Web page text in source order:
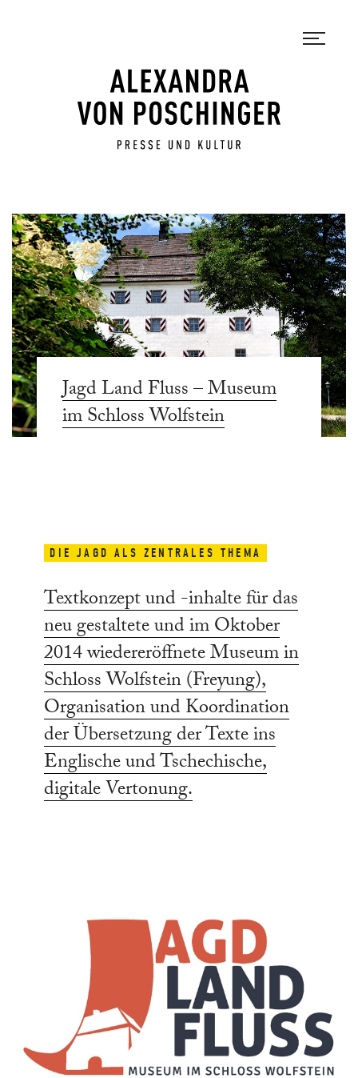
Jagd Land Fluss – Museum
im Schloss Wolfstein
DIE JAGD ALS ZENTRALES THEMA
Textkonzept und -inhalte für das
neu gestaltete und im Oktober
2014 wiedereröffnete Museum in
Schloss Wolfstein (Freyung),
Organisation und Koordination
der Übersetzung der Texte ins
Englische und Tschechische,
digitale Vertonung.